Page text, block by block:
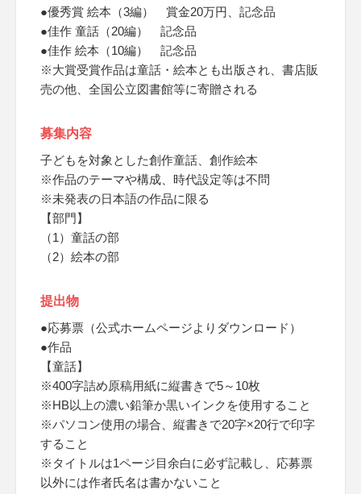
●優秀賞 絵本（3編） 賞金20万円、記念品
●佳作 童話（20編） 記念品
●佳作 絵本（10編） 記念品
※大賞受賞作品は童話・絵本とも出版され、書店販
売の他、全国公立図書館等に寄贈される
募集内容
子どもを対象とした創作童話、創作絵本
※作品のテーマや構成、時代設定等は不問
※未発表の日本語の作品に限る
【部門】
（1）童話の部
（2）絵本の部
提出物
●応募票（公式ホームページよりダウンロード）
●作品
【童話】
※400字詰め原稿用紙に縦書きで5～10枚
※HB以上の濃い鉛筆か黒いインクを使用すること
※パソコン使用の場合、縦書きで20字×20行で印字
すること
※タイトルは1ページ目余白に必ず記載し、応募票
以外には作者氏名は書かないこと